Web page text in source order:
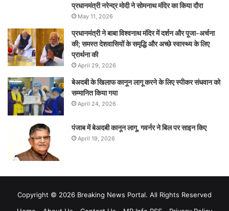
प्रधानमंत्री नरेन्‍द्र मोदी ने सोमनाथ मंदिर का किया दौरा
May 11, 2026
प्रधानमंत्री ने बाबा विश्वनाथ मंदिर में दर्शन और पूजा-अर्चना
की; समस्‍त देशवासियों के समृद्धि और अच्छे स्वास्थ्य के लिए
प्रार्थना की
April 29, 2026
बेअदबी के खिलाफ कानून लागू करने के लिए स्पीकर संधवान को
सम्मानित किया गया
April 24, 2026
पंजाब में बेअदबी कानून लागू, गवर्नर ने बिल पर साइन किए
April 19, 2026
Copyright © 2026 Breaking News Portal. All Rights Reserved